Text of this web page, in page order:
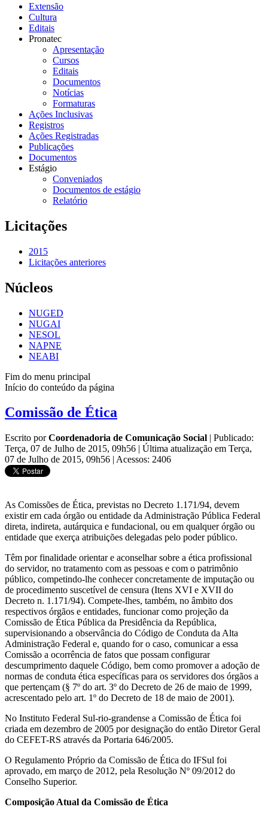
Extensão
Cultura
Editais
Pronatec
Apresentação
Cursos
Editais
Documentos
Notícias
Formaturas
Ações Inclusivas
Registros
Ações Registradas
Publicações
Documentos
Estágio
Conveniados
Documentos de estágio
Relatório
Licitações
2015
Licitações anteriores
Núcleos
NUGED
NUGAI
NESOL
NAPNE
NEABI
Fim do menu principal
Início do conteúdo da página
Comissão de Ética
Escrito porCoordenadoria de Comunicação Social | Publicado:
Terça, 07 de Julho de 2015, 09h56 | Última atualização em Terça,
07 de Julho de 2015, 09h56 | Acessos: 2406
As Comissões de Ética, previstas no Decreto 1.171/94, devem
existir em cada órgão ou entidade da Administração Pública Federal
direta, indireta, autárquica e fundacional, ou em qualquer órgão ou
entidade que exerça atribuições delegadas pelo poder público.
Têm por finalidade orientar e aconselhar sobre a ética profissional
do servidor, no tratamento com as pessoas e com o patrimônio
público, competindo-lhe conhecer concretamente de imputação ou
de procedimento suscetível de censura (Itens XVI e XVII do
Decreto n. 1.171/94). Compete-lhes, também, no âmbito dos
respectivos órgãos e entidades, funcionar como projeção da
Comissão de Ética Pública da Presidência da República,
supervisionando a observância do Código de Conduta da Alta
Administração Federal e, quando for o caso, comunicar a essa
Comissão a ocorrência de fatos que possam configurar
descumprimento daquele Código, bem como promover a adoção de
normas de conduta ética específicas para os servidores dos órgãos a
que pertençam (§ 7º do art. 3º do Decreto de 26 de maio de 1999,
acrescentado pelo art. 1º do Decreto de 18 de maio de 2001).
No Instituto Federal Sul-rio-grandense a Comissão de Ética foi
criada em dezembro de 2005 por designação do então Diretor Geral
do CEFET-RS através da Portaria 646/2005.
O Regulamento Próprio da Comissão de Ética do IFSul foi
aprovado, em março de 2012, pela Resolução Nº 09/2012 do
Conselho Superior.
Composição Atual da Comissão de Ética